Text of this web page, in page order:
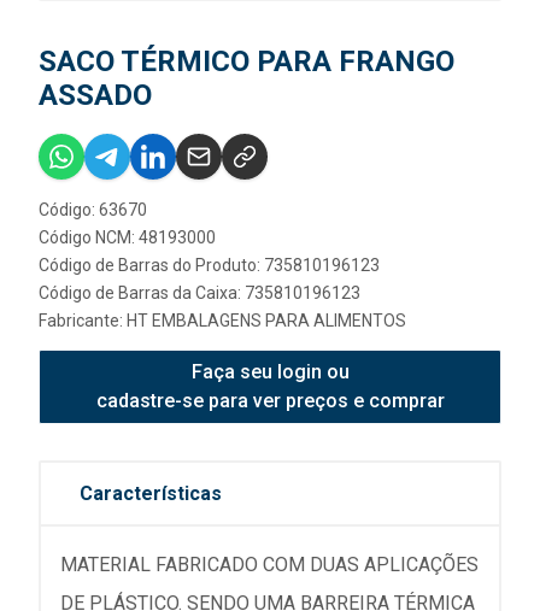
SACO TÉRMICO PARA FRANGO
ASSADO
Código: 63670
Código NCM: 48193000
Código de Barras do Produto: 735810196123
Código de Barras da Caixa: 735810196123
Fabricante: HT EMBALAGENS PARA ALIMENTOS
Faça seu login ou
cadastre-se para ver preços e comprar
Características
MATERIAL FABRICADO COM DUAS APLICAÇÕES
DE PLÁSTICO. SENDO UMA BARREIRA TÉRMICA